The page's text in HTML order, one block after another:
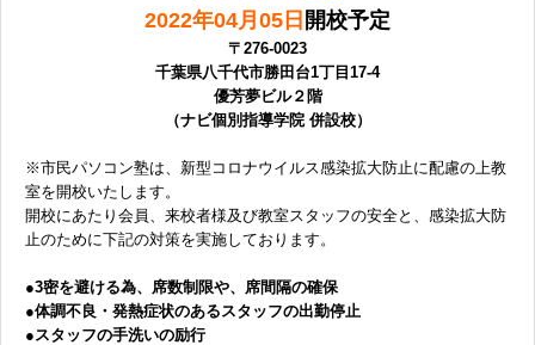
2022年04月05日 開校予定
〒276-0023
千葉県八千代市勝田台1丁目17-4
優芳夢ビル２階
（ナビ個別指導学院 併設校）
※市民パソコン塾は、新型コロナウイルス感染拡大防止に配慮の上教
室を開校いたします。
開校にあたり会員、来校者様及び教室スタッフの安全と、感染拡大防
止のために下記の対策を実施しております。
●3密を避ける為、席数制限や、席間隔の確保
●体調不良・発熱症状のあるスタッフの出勤停止
●スタッフの手洗いの励行